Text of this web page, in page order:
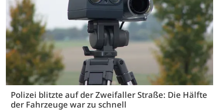
Polizei blitzte auf der Zweifaller Straße: Die Hälfte
der Fahrzeuge war zu schnell